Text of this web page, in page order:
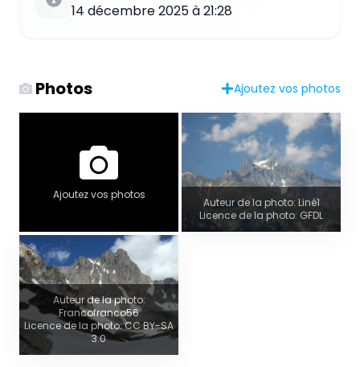
14 décembre 2025 à 21:28
Photos Ajoutez vos photos
Ajoutez vos photos
Auteur de la photo: Liné1
Licence de la photo: GFDL
Auteur de la photo:
Francofranco56
Licence de la photo: CC BY-SA
3.0